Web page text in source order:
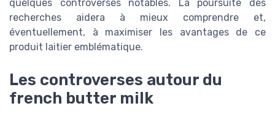
quelques controverses notables. La poursuite des
recherches aidera à mieux comprendre et,
éventuellement, à maximiser les avantages de ce
produit laitier emblématique.
Les controverses autour du
french butter milk